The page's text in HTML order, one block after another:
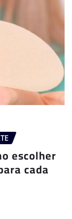
escolher
cada